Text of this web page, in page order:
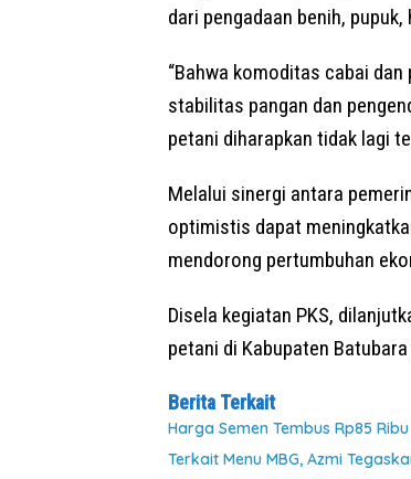
dari pengadaan benih,
“Bahwa komoditas cabai
stabilitas pangan dan
petani diharapkan tidak lagi
Melalui sinergi antara
optimistis dapat
mendorong pertumbuhan
Disela kegiatan PKS,
petani di Kabupaten
Berita Terkait
Harga Semen Tembus Rp85
Terkait Menu MBG, Azmi